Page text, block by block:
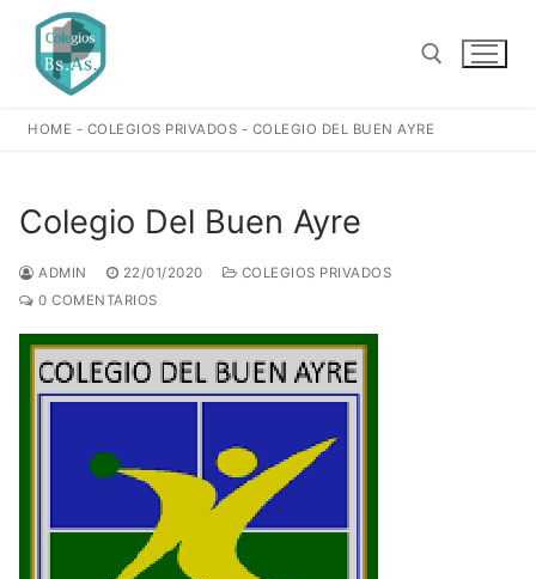
contenido
HOME - COLEGIOS PRIVADOS - COLEGIO DEL BUEN AYRE
Colegio Del Buen Ayre
ADMIN 22/01/2020
COLEGIOS PRIVADOS
0 COMENTARIOS